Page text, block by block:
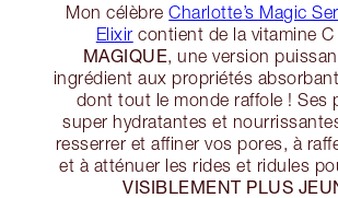
Mon célèbreCharlotte’s Magic
Elixir contient de la vitamine
MAGIQUE, une version
ingrédient aux propriétés
dont tout le monde raffole ! Ses
super hydratantes et
resserrer et affiner vos pores, à
et à atténuer les rides et ridules
VISIBLEMENT PLUS